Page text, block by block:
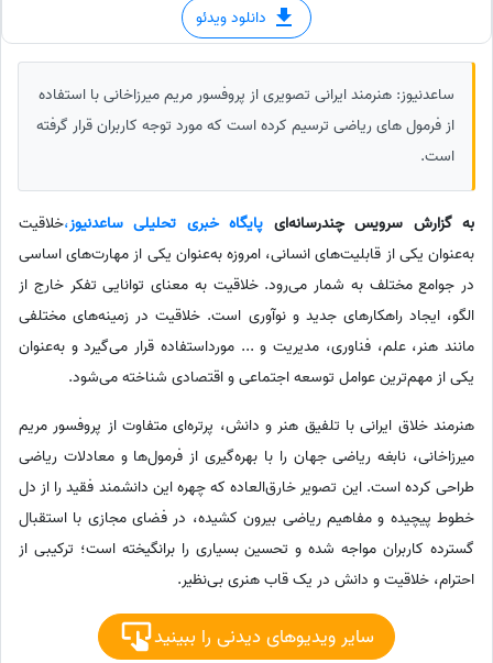
دانلود ویدئو
ساعدنیوز: هنرمند ایرانی تصویری از پروفسور مریم میرزاخانی با استفاده
از فرمول های ریاضی ترسیم کرده است که مورد توجه کاربران قرار گرفته
است.
به گزارش سرویس چندرسانه‌ای پایگاه خبری تحلیلی ساعدنیوز،خلاقیت
به‌عنوان یکی از قابلیت‌های انسانی، امروزه به‌عنوان یکی از مهارت‌های اساسی
در جوامع مختلف به شمار می‌رود. خلاقیت به معنای توانایی تفکر خارج از
الگو، ایجاد راهکارهای جدید و نوآوری است. خلاقیت در زمینه‌های مختلفی
مانند هنر، علم، فناوری، مدیریت و ... مورداستفاده قرار می‌گیرد و به‌عنوان
یکی از مهم‌ترین عوامل توسعه اجتماعی و اقتصادی شناخته می‌شود.
هنرمند خلاق ایرانی با تلفیق هنر و دانش، پرتره‌ای متفاوت از پروفسور مریم
میرزاخانی، نابغه ریاضی جهان را با بهره‌گیری از فرمول‌ها و معادلات ریاضی
طراحی کرده است. این تصویر خارق‌العاده که چهره این دانشمند فقید را از دل
خطوط پیچیده و مفاهیم ریاضی بیرون کشیده، در فضای مجازی با استقبال
گسترده کاربران مواجه شده و تحسین بسیاری را برانگیخته است؛ ترکیبی از
احترام، خلاقیت و دانش در یک قاب هنری بی‌نظیر.
سایر ویدیوهای دیدنی را ببینید